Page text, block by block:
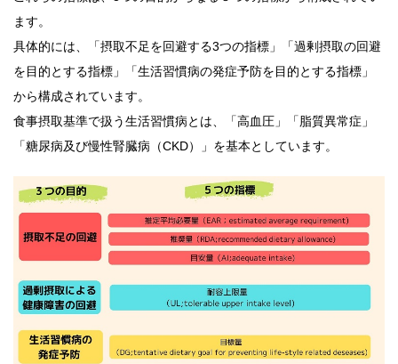
ます。
具体的には、「摂取不足を回避する3つの指標」「過剰摂取の回避
を目的とする指標」「生活習慣病の発症予防を目的とする指標」
から構成されています。
食事摂取基準で扱う生活習慣病とは、「高血圧」「脂質異常症」
「糖尿病及び慢性腎臓病（CKD）」を基本としています。